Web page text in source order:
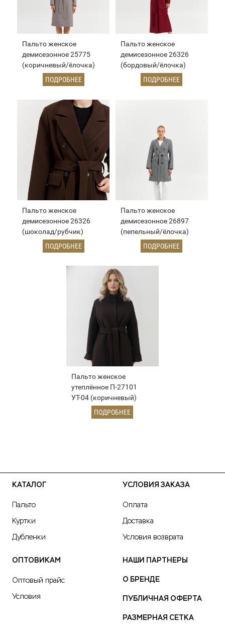
Пальто женское
демисезонное 25775
(коричневый/ёлочка)
ПОДРОБНЕЕ
Пальто женское
демисезонное 26326
(бордовый/ёлочка)
ПОДРОБНЕЕ
Пальто женское
демисезонное 26326
(шоколад/рубчик)
ПОДРОБНЕЕ
Пальто женское
демисезонное 26897
(пепельный/ёлочка)
ПОДРОБНЕЕ
Пальто женское
утеплённое П-27101
УТ-04 (коричневый)
ПОДРОБНЕЕ
КАТАЛОГ
Пальто
Куртки
Дубленки
УСЛОВИЯ ЗАКАЗА
Оплата
Доставка
Условия возврата
ОПТОВИКАМ
Оптовый прайс
Условия
НАШИ ПАРТНЕРЫ
О БРЕНДЕ
ПУБЛИЧНАЯ ОФЕРТА
РАЗМЕРНАЯ СЕТКА